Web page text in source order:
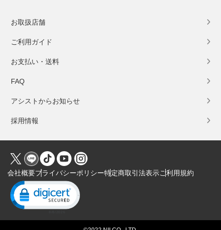
お取扱店舗
ご利用ガイド
お支払い・送料
FAQ
アシストからお知らせ
採用情報
会社概要プライバシーポリシー特定商取引法表示ご利用規約
Click to open certificate verification popup